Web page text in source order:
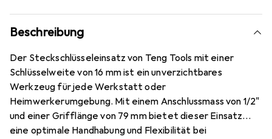
Beschreibung
Der Steckschlüsseleinsatz von Teng Tools mit einer
Schlüsselweite von 16 mm ist ein unverzichtbares
Werkzeug für jede Werkstatt oder
Heimwerkerumgebung. Mit einem Anschlussmass von 1/2"
und einer Grifflänge von 79 mm bietet dieser Einsatz
eine optimale Handhabung und Flexibilität bei